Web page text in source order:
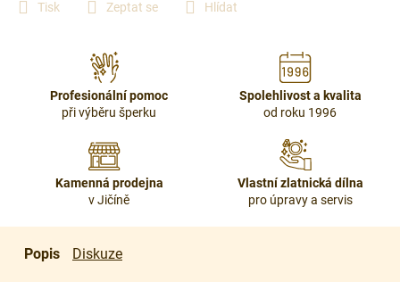
Tisk Zeptat se Hlídat
Profesionální pomoc
při výběru šperku
Spolehlivost a kvalita
od roku 1996
Kamenná prodejna
v Jičíně
Vlastní zlatnická dílna
pro úpravy a servis
Popis Diskuze